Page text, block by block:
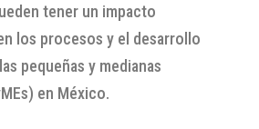
tener un impacto
los procesos y el desarrollo
pequeñas y medianas
en México.